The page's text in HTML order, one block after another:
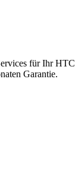
für IhrHTC
Garantie.